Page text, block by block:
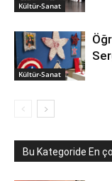
Kültür-Sanat
Kültür-Sanat
Bu Kategoride En